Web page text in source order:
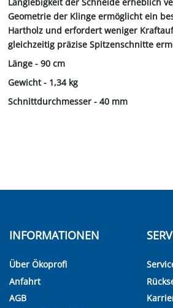
Geometrie der Klinge ermöglicht ein
Hartholz und erfordert weniger
gleichzeitig präzise Spitzenschnitte
Länge - 90 cm
Gewicht - 1,34 kg
Schnittdurchmesser - 40 mm
INFORMATIONEN
Über Ökoprofi
Anfahrt
AGB